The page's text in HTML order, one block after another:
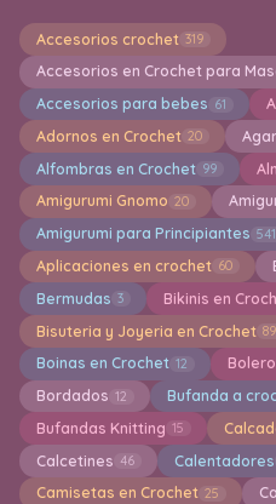
Accesorios crochet 319
Accesorios en Crochet para
Accesorios para bebes 61
Adornos en Crochet 20
Alfombras en Crochet 99
Amigurumi Gnomo 20
Amigurumi para Principiantes 541
Aplicaciones en crochet 60
Bermudas 3 Bikinis en
Bisuteria y Joyeria en Crochet 89
Boinas en Crochet 12
Bordados 12 Bufanda a
Bufandas Knitting 15
Calcetines 46 Calentadores
Camisetas en Crochet 25